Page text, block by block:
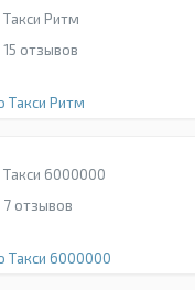
Такси Ритм
15 отзывов
Такси Ритм
Такси 6000000
7 отзывов
Такси 6000000